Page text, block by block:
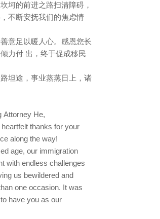
坷的前进之路扫清障碍，
不断安抚我们的焦虑情
意足以暖人心。感恩您长
力付 出，终于促成移民
坦途，事业蒸蒸日上，诸
Attorney He,
thanks for your
along the way!
age, our immigration
with endless challenges
us bewildered and
one occasion. It was
have you as our